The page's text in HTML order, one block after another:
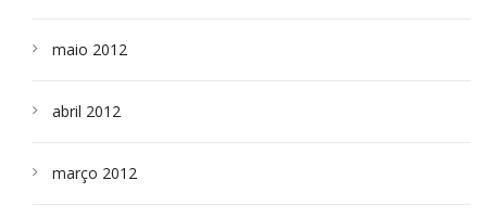
maio 2012
abril 2012
março 2012